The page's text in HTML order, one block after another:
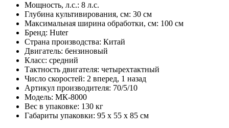
Мощность, л.с.: 8 л.с.
Глубина культивирования, см: 30 см
Максимальная ширина обработки, см: 100 см
Бренд: Huter
Страна производства: Китай
Двигатель: бензиновый
Класс: средний
Тактность двигателя: четырехтактный
Число скоростей: 2 вперед, 1 назад
Артикул производителя: 70/5/10
Модель: МК-8000
Вес в упаковке: 130 кг
Габариты упаковки: 95 x 55 x 85 см